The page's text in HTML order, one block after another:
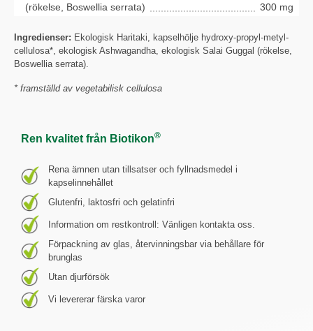
(rökelse, Boswellia serrata)
300 mg
Ingredienser: Ekologisk Haritaki, kapselhölje hydroxy-propyl-metyl-
cellulosa*, ekologisk Ashwagandha, ekologisk Salai Guggal (rökelse,
Boswellia serrata).
* framställd av vegetabilisk cellulosa
Ren kvalitet från Biotikon®
Rena ämnen utan tillsatser och fyllnadsmedel i
kapselinnehållet
Glutenfri, laktosfri och gelatinfri
Information om restkontroll: Vänligen kontakta oss.
Förpackning av glas, återvinningsbar via behållare för
brunglas
Utan djurförsök
Vi levererar färska varor